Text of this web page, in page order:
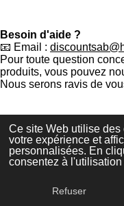
Ce site Web utilise
votre expérience et
personnalisées. En
consentez à
Refuser
Besoin d'aide ?
📧 Email :
Pour toute question
produits, vous pouvez
Nous serons ravis de
© Discount Sab– Tous
©2026 Discount Sab
Propulsé parWebador
Téléphone